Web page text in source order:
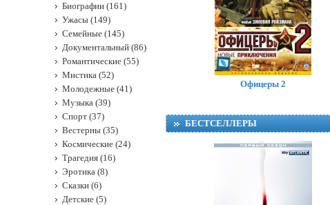
Офицеры 2
БЕСТСЕЛЛЕРЫ
Биографии (161)
Ужасы (149)
Семейные (145)
Документальный (86)
Романтические (55)
Мистика (52)
Молодежные (41)
Музыка (39)
Спорт (37)
Вестерны (35)
Космические (24)
Трагедия (16)
Эротика (8)
Сказки (6)
Детские (5)